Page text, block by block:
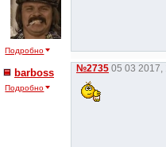
Подробно
barboss
Подробно
№2735 05 03 2017,